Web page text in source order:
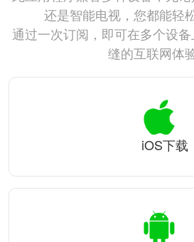
还是智能电视，您都能轻
通过一次订阅，即可在多个设
缝的互联网体验
iOS下载